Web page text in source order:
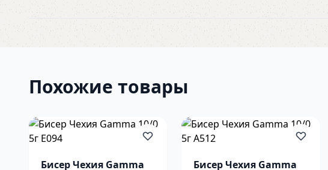
Похожие товары
Бисер Чехия Gamma
Бисер Чехия Gamma